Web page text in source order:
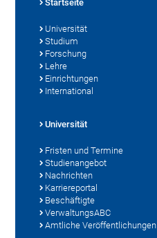
Startseite
Universität
Studium
Forschung
Lehre
Einrichtungen
International
Universität
Fristen und Termine
Studienangebot
Nachrichten
Karriereportal
Beschäftigte
VerwaltungsABC
Amtliche Veröffentlichungen